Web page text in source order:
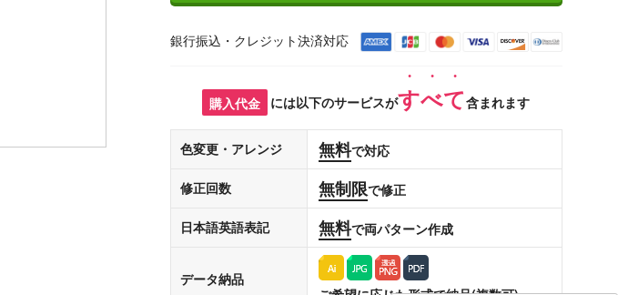
銀行振込・クレジット決済対応
購入代金 には以下のサービスがすべて含まれます
色変更・アレンジ 無料で対応
修正回数 無制限で修正
日本語英語表記 無料で両パターン作成
データ納品